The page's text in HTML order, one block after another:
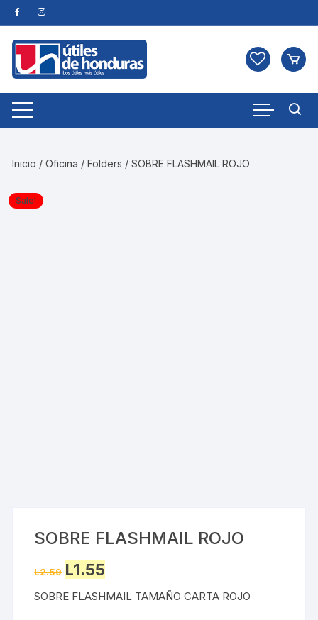
Skip
to
content
Inicio /Oficina /Folders / SOBRE FLASHMAIL ROJO
Sale!
SOBRE FLASHMAIL ROJO
L2.59 Original
price
L2.59.
L1.55price
L1.55.
SOBRE FLASHMAIL TAMAÑO CARTA ROJO